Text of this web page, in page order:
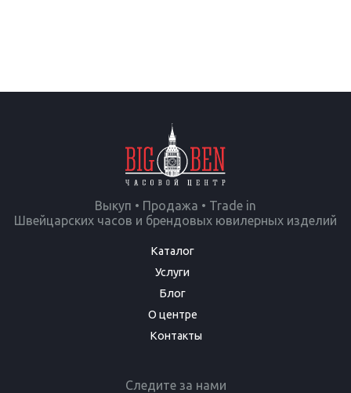
Выкуп • Продажа • Trade in
Швейцарских часов и брендовых ювилерных изделий
Каталог
Услуги
Блог
О центре
Контакты
Следите за нами